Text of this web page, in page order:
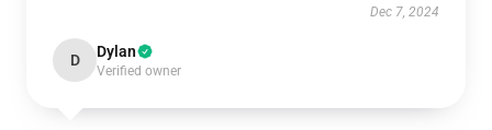
Dec 7, 2024
D Dylan
Verified owner